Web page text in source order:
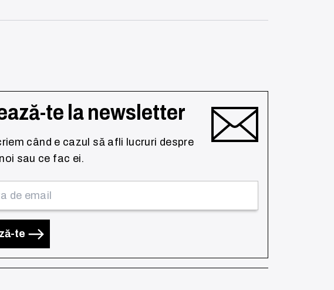
te la newsletter
când e cazul să afli lucruri despre
sau ce fac ei.
te